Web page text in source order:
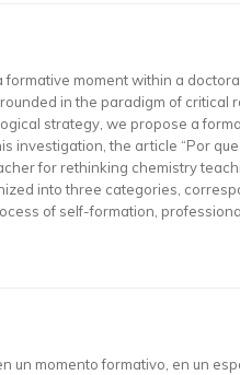
moment within a
in the paradigm of
strategy, we propose a
investigation, the article “Por
for rethinking chemistry
into three categories,
of self-formation,
momento formativo, en un